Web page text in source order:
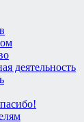
деятельность